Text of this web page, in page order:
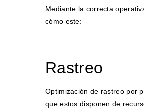
Mediante la correcta
cómo este:
Rastreo
Optimización de rastreo por
que estos disponen de